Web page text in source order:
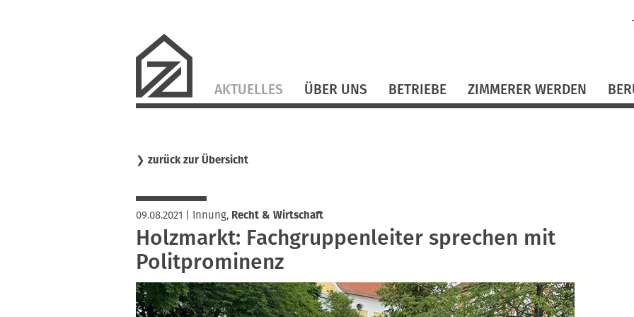
überspringen
AKTUELLES ÜBER UNS BETRIEBE ZIMMERER WERDEN
❯ zurück zur Übersicht
09.08.2021 Innung, Recht & Wirtschaft
Holzmarkt: Fachgruppenleiter sprechen mit
Politprominenz